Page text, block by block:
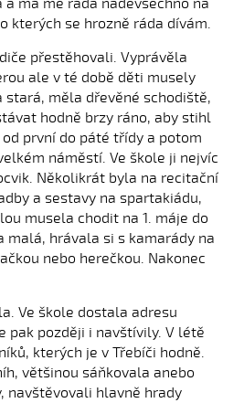
má mě ráda nadevšechno na
kterých se hrozně ráda dívám.
přestěhovali. Vyprávěla
ale v té době děti musely
měla dřevěné schodiště,
hodně brzy ráno, aby stihl
první do páté třídy a potom
náměstí. Ve škole ji nejvíc
Několikrát byla na recitační
a sestavy na spartakiádu,
musela chodit na 1. máje do
malá, hrávala si s kamarády na
nebo herečkou. Nakonec
Ve škole dostala adresu
pak později i navštívily. V létě
kterých je v Třebíči hodně.
většinou sáňkovala anebo
navštěvovali hlavně hrady